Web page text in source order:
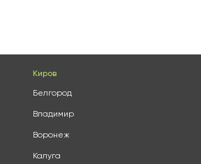
Киров
Белгород
Владимир
Воронеж
Калуга